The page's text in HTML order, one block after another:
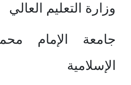
وزارة التعليم العالي
جامعة الإمام
الإسلامية